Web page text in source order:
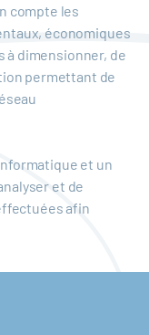
compte les
économiques
dimensionner, de
permettant de
et un
et de
afin